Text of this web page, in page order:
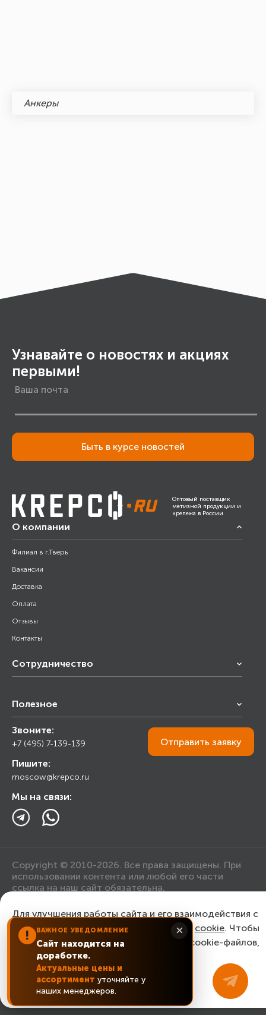
Анкеры
Узнавайте о новостях и акциях
первыми!
Быть в курсе новостей
Оптовый поставщик
метизной продукции и
крепежа в России
О компании
Филиал в г.Тверь
Вакансии
Доставка
Оплата
Отзывы
Контакты
Сотрудничество
Снабжение строительства
Торговым организациям
Полезное
Калькулятор
Прайс лист
Ответы на вопросы
Блог
Звоните:
+7 (495) 7-139-139
Пишите:
moscow@krepco.ru
Мы на связи:
Отправить заявку
Copyright © 2010-2026. Все права защищены. При
использовании контента или любой его части
ссылка на наш сайт обязательна.
Политика конфиденциальности
Согласие на обработку персональных данных
! ВАЖНОЕ УВЕДОМЛЕНИЕ
Сайт находится на
доработке.
Актуальные цены и
ассортимент уточняйте у
наших менеджеров.
×
Для улучшения работы сайта и его взаимодействия с
пользователями мы используем файлы cookie. Чтобы
согласиться с нашим использованием cookie-файлов,
нажмите “Ок, понятно!”
ОК, понятно!